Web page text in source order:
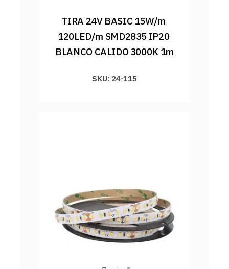
TIRA 24V BASIC 15W/m
120LED/m SMD2835 IP20
BLANCO CALIDO 3000K 1m
SKU: 24-115